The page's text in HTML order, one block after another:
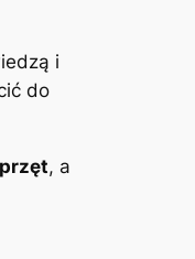
i
do
, a